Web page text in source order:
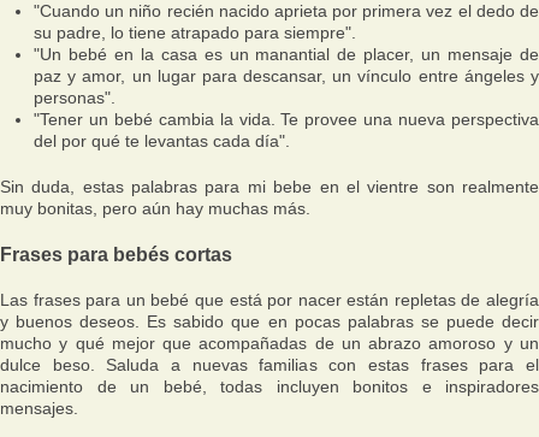
"Cuando un niño recién nacido aprieta por primera vez el dedo de
su padre, lo tiene atrapado para siempre".
"Un bebé en la casa es un manantial de placer, un mensaje de
paz y amor, un lugar para descansar, un vínculo entre ángeles y
personas".
"Tener un bebé cambia la vida. Te provee una nueva perspectiva
del por qué te levantas cada día".
Sin duda, estas palabras para mi bebe en el vientre son realmente
muy bonitas, pero aún hay muchas más.
Frases para bebés cortas
Las frases para un bebé que está por nacer están repletas de alegría
y buenos deseos. Es sabido que en pocas palabras se puede decir
mucho y qué mejor que acompañadas de un abrazo amoroso y un
dulce beso. Saluda a nuevas familias con estas frases para el
nacimiento de un bebé, todas incluyen bonitos e inspiradores
mensajes.